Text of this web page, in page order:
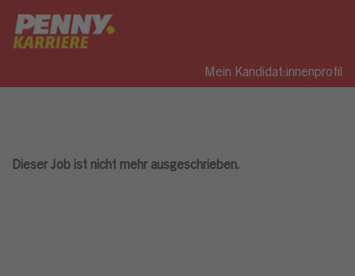
Mein Kandidat:innenprofil
Dieser Job ist nicht mehr ausgeschrieben.